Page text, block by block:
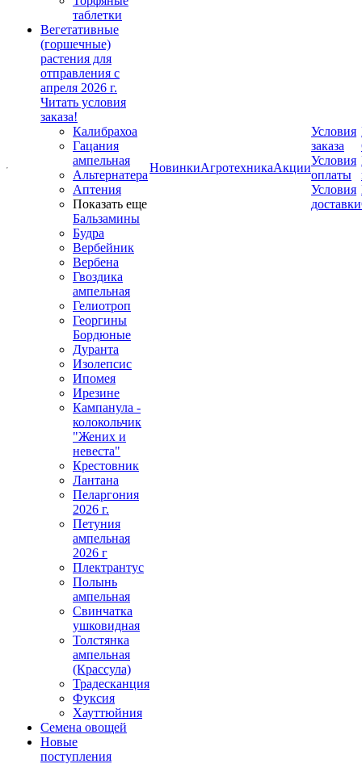
таблетки
Вегетативные
(горшечные)
растения для
отправления с
апреля 2026 г.
Читать условия
заказа!
Калибрахоа
Гацания
ампельная
Альтернатера
Аптения
Показать еще
Бальзамины
Будра
Вербейник
Вербена
Гвоздика
ампельная
Гелиотроп
Георгины
Бордюные
Дуранта
Изолепсис
Ипомея
Ирезине
Кампанула -
колокольчик
"Жених и
невеста"
Крестовник
Лантана
Пеларгония
2026 г.
Петуния
ампельная
2026 г
Плектрантус
Полынь
ампельная
Свинчатка
ушковидная
Толстянка
ампельная
(Крассула)
Традесканция
Фуксия
Хауттюйния
Семена овощей
Новые
поступления
НовинкиАгротехникаАкции
Условия
заказа
Условия
оплаты
Условия
доставки